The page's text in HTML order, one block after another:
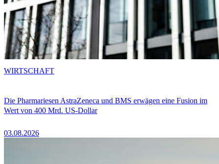
Die Pharmariesen AstraZeneca und BMS erwägen eine Fusion im
Wert von 400 Mrd. US-Dollar
03.08.2026
WIRTSCHAFT